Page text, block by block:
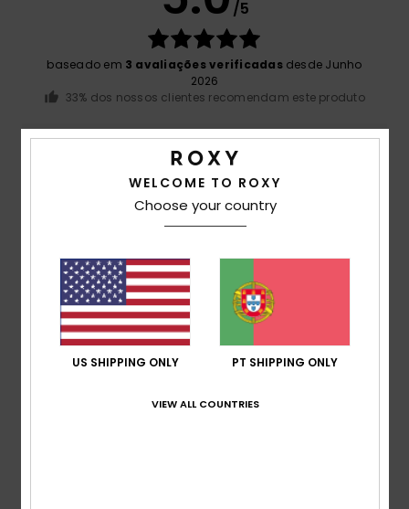
/5
baseado em 3 avaliações verificadasdesde Junho
2026
33% dos nossos clientes recomendam este produto
5.0
Tamanho
Muito pequenoDemasiado grande
Material
WELCOME TO ROXY
Choose your country
US SHIPPING ONLY PT SHIPPING ONLY
VIEW ALL COUNTRIES